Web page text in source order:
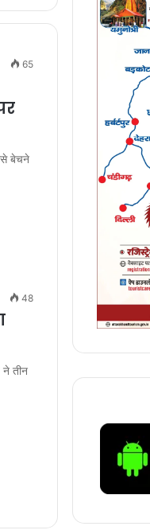
65
बेचने
48
ने तीन